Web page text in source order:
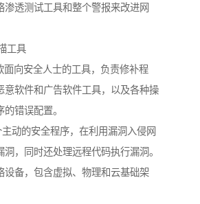
渗透测试工具和整个警报来改进网
工具
面向安全人士的工具，负责修补程
意软件和广告软件工具，以及各种操
错误配置。
主动的安全程序，在利用漏洞入侵网
，同时还处理远程代码执行漏洞。
设备，包含虚拟、物理和云基础架